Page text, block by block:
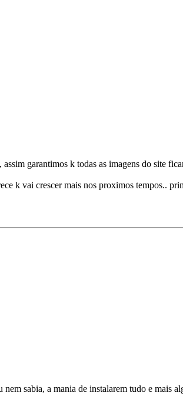
garantimos k todas as imagens do site
k vai crescer mais nos proximos tempos..
sabia, a mania de instalarem tudo e mais